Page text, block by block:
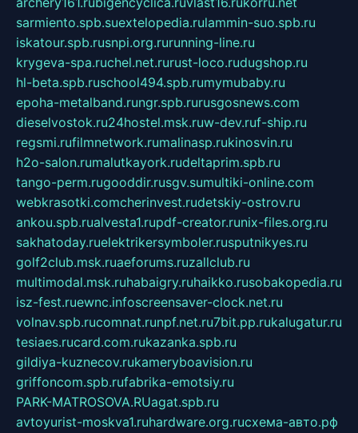
sarmiento.spb.suextelopedia.rulammin-suo.spb.ru
iskatour.spb.rusnpi.org.rurunning-line.ru
krygeva-spa.ruchel.net.rurust-loco.rudugshop.ru
hl-beta.spb.ruschool494.spb.rumymubaby.ru
epoha-metalband.rungr.spb.rurusgosnews.com
dieselvostok.ru24hostel.msk.ruw-dev.ruf-ship.ru
regsmi.rufilmnetwork.rumalinasp.rukinosvin.ru
h2o-salon.rumalutkayork.rudeltaprim.spb.ru
tango-perm.rugooddir.rusgv.sumultiki-online.com
webkrasotki.comcherinvest.rudetskiy-ostrov.ru
ankou.spb.rualvesta1.rupdf-creator.runix-files.org.ru
sakhatoday.ruelektrikersymboler.rusputnikyes.ru
golf2club.msk.ruaeforums.ruzallclub.ru
multimodal.msk.ruhabaigry.ruhaikko.rusobakopedia.ru
isz-fest.ruewnc.infoscreensaver-clock.net.ru
volnav.spb.rucomnat.runpf.net.ru7bit.pp.rukalugatur.ru
tesiaes.rucard.com.rukazanka.spb.ru
gildiya-kuznecov.rukameryboavision.ru
griffoncom.spb.rufabrika-emotsiy.ru
PARK-MATROSOVA.RUagat.spb.ru
avtoyurist-moskva1.ruhardware.org.ruсхема-авто.рф